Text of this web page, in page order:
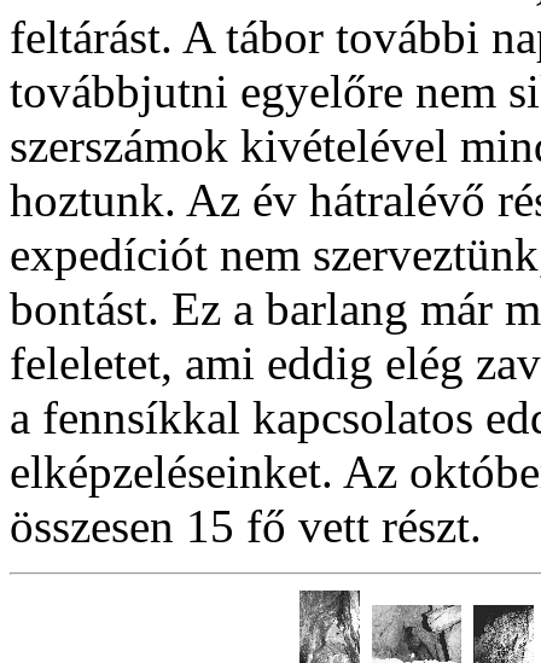
feltárást. A tábor további
továbbjutni egyelőre nem
szerszámok kivételével
hoztunk. Az év hátralévő
expedíciót nem
bontást. Ez a barlang már
feleletet, ami eddig elég
a fennsíkkal kapcsolatos
elképzeléseinket. Az
összesen 15 fő vett részt.